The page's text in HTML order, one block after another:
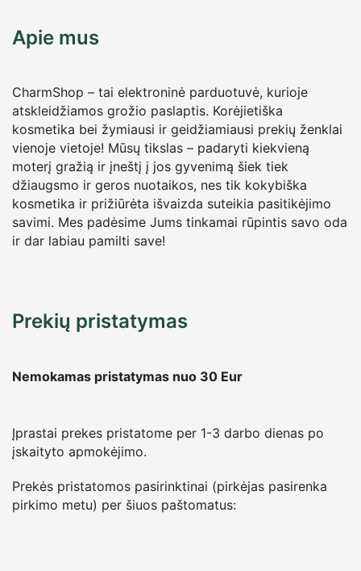
Apie mus
CharmShop – tai elektroninė parduotuvė, kurioje
atskleidžiamos grožio paslaptis. Korėjietiška
kosmetika bei žymiausi ir geidžiamiausi prekių ženklai
vienoje vietoje! Mūsų tikslas – padaryti kiekvieną
moterį gražią ir įneštį į jos gyvenimą šiek tiek
džiaugsmo ir geros nuotaikos, nes tik kokybiška
kosmetika ir prižiūrėta išvaizda suteikia pasitikėjimo
savimi. Mes padėsime Jums tinkamai rūpintis savo oda
ir dar labiau pamilti save!
Prekių pristatymas
Nemokamas pristatymas nuo 30 Eur
Įprastai prekes pristatome per 1-3 darbo dienas po
įskaityto apmokėjimo.
Prekės pristatomos pasirinktinai (pirkėjas pasirenka
pirkimo metu) per šiuos paštomatus: